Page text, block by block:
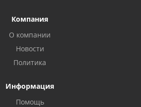
Компания
О компании
Новости
Политика
Информация
Помощь